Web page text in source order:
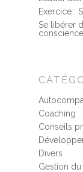
Exercice :
Se libérer
conscience
Coaching
Conseils
Divers
Gestion du